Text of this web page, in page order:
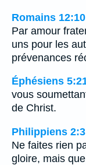
Romains 12:10
Par amour
uns pour les
prévenances
Éphésiens
vous
de Christ.
Philippiens 2:3
Ne faites rien
gloire, mais